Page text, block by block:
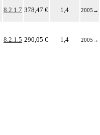
8.2.1.7 378,47 € 1,4 2005 →
8.2.1.5 290,05 € 1,4 2005 →